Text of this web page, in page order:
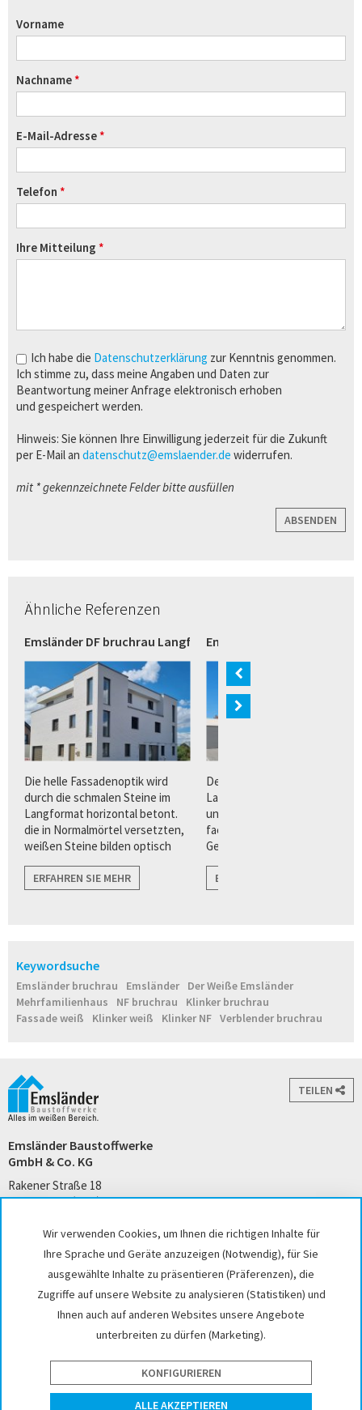
Wir verwenden Cookies, um Ihnen die richtigen Inhalte für
Ihre Sprache und Geräte anzuzeigen (Notwendig), für Sie
ausgewählte Inhalte zu präsentieren (Präferenzen), die
Zugriffe auf unsere Website zu analysieren (Statistiken) und
Ihnen auch auf anderen Websites unsere Angebote
unterbreiten zu dürfen (Marketing).
ALLE AKZEPTIEREN
KONFIGURIEREN
Vorname
Nachname
E-Mail-Adresse
Telefon
Ihre Mitteilung
Ich habe die Datenschutzerklärung zur Kenntnis genommen.
Ich stimme zu, dass meine Angaben und Daten zur
Beantwortung meiner Anfrage elektronisch erhoben
und gespeichert werden.
Hinweis: Sie können Ihre Einwilligung jederzeit für die Zukunft
per E-Mail an datenschutz@emslaender.de widerrufen.
mit * gekennzeichnete Felder bitte ausfüllen
ABSENDEN
Ähnliche Referenzen
(Bremen)
Emsländer DF bruchrau Langformat weiß (Verl)
Die helle Fassadenoptik wird
durch die schmalen Steine im
Langformat horizontal betont.
die in Normalmörtel versetzten,
weißen Steine bilden optisch
angrenzenden Flächen wie zu
Fenstern, und Türen.
ERFAHREN SIE MEHR
Emsländer Langformat
Der Quarzverblender im
Langformat bietet Architekten
und Planern eine Vielzahl von
facettenreichen
Gestaltungsvorteilen für eine
Fassadenarchitektur.
ERFAHREN SIE MEHR
Keywordsuche
Emsländer bruchrau Emsländer
Der Weiße Emsländer
Mehrfamilienhaus
NF bruchrau
Klinker bruchrau
Fassade weiß
Klinker weiß Klinker NF Verblender bruchrau
TEILEN
Emsländer Baustoffwerke
GmbH & Co. KG
Rakener Straße 18
49733 Haren (Ems)
kontakt@emslaender.de
www.emslaender.de
Datenschutz Sitemap Impressum
Cookie-Einstellungen
website by interface medien